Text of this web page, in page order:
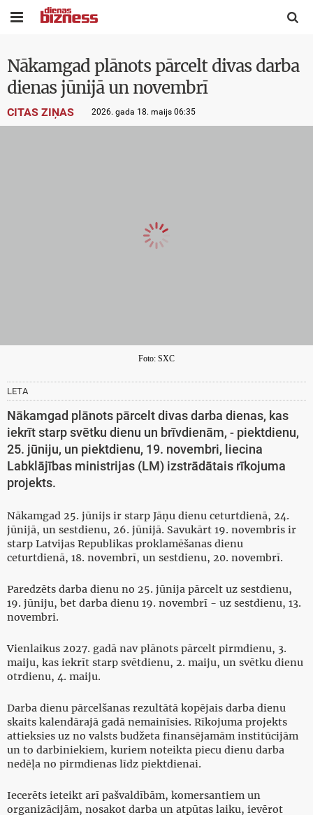
 
Nākamgad plānots pārcelt divas darba
dienas jūnijā un novembrī
CITAS ZIŅAS 2026. gada 18. maijs 06:35
Foto: SXC
LETA
Nākamgad plānots pārcelt divas darba dienas, kas
iekrīt starp svētku dienu un brīvdienām, - piektdienu,
25. jūniju, un piektdienu, 19. novembri, liecina
Labklājības ministrijas (LM) izstrādātais rīkojuma
projekts.
Nākamgad 25. jūnijs ir starp Jāņu dienu ceturtdienā, 24.
jūnijā, un sestdienu, 26. jūnijā. Savukārt 19. novembris ir
starp Latvijas Republikas proklamēšanas dienu
ceturtdienā, 18. novembrī, un sestdienu, 20. novembrī.
Paredzēts darba dienu no 25. jūnija pārcelt uz sestdienu,
19. jūniju, bet darba dienu 19. novembrī - uz sestdienu, 13.
novembri.
Vienlaikus 2027. gadā nav plānots pārcelt pirmdienu, 3.
maiju, kas iekrīt starp svētdienu, 2. maiju, un svētku dienu
otrdienu, 4. maiju.
Darba dienu pārcelšanas rezultātā kopējais darba dienu
skaits kalendārajā gadā nemainīsies. Rīkojuma projekts
attieksies uz no valsts budžeta finansējamām institūcijām
un to darbiniekiem, kuriem noteikta piecu dienu darba
nedēļa no pirmdienas līdz piektdienai.
Iecerēts ieteikt arī pašvaldībām, komersantiem un
organizācijām, nosakot darba un atpūtas laiku, ievērot